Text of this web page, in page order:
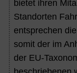
bietet ihren
Standorten
entsprechen
somit der im
der EU-